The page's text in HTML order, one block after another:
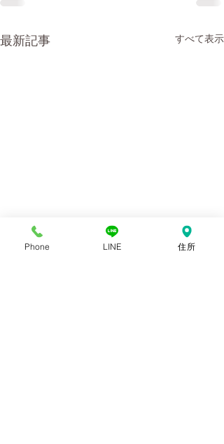
最新記事 すべて表示
Phone LINE 住所